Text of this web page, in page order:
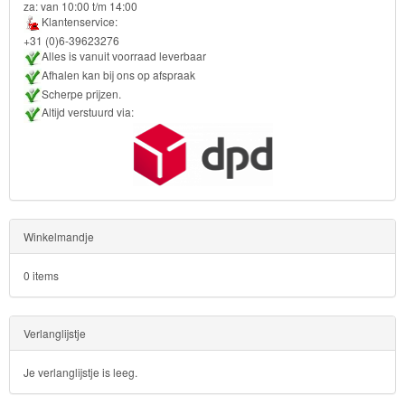
Bob
de
bouwer
SpongeBob
Skylanders
Superman
Toy
Story
Trolls
za: van 10:00 t/m 14:00
Klantenservice:
+31 (0)6-39623276
Alles is vanuit voorraad leverbaar
Afhalen kan bij ons op afspraak
Scherpe prijzen.
Altijd verstuurd via:
Winkelmandje
0 items
Verlanglijstje
Je verlanglijstje is leeg.